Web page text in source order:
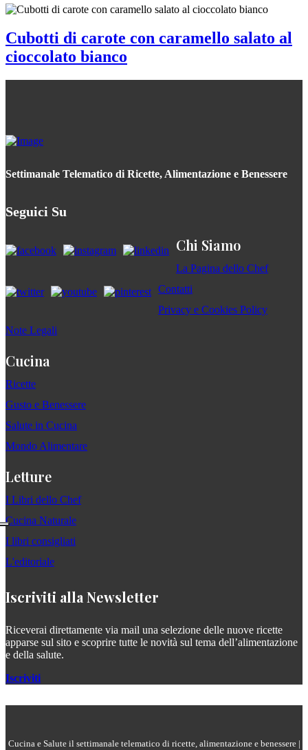
Cubotti di carote con caramello salato al
cioccolato bianco
Settimanale Telematico di Ricette, Alimentazione e Benessere
Seguici Su
Chi Siamo
La Pagina dello Chef
Contatti
Privacy e Cookies Policy
Note Legali
Cucina
Ricette
Gusto e Benessere
Salute in Cucina
Mondo Alimentare
Letture
I Libri dello Chef
Cucina Naturale
I libri consigliati
L'editoriale
Iscriviti alla Newsletter
Riceverai direttamente via mail una selezione delle nuove ricette
apparse sul sito e scoprire tutte le novità sul tema dell’alimentazione
e della salute.
Iscriviti
Cucina e Salute il settimanale telematico di ricette, alimentazione e benessere |